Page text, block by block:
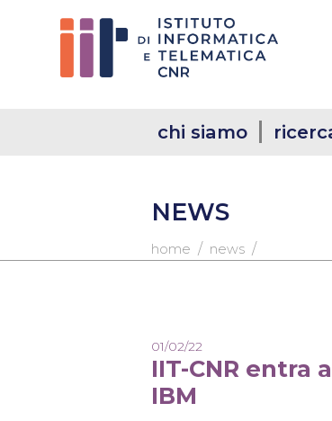
chi siamo
NEWS
home / news /
01/02/22
IIT-CNR entra
IBM